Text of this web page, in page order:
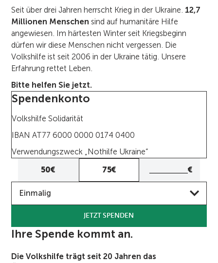
Seit über drei Jahren herrscht Krieg in der Ukraine. 12,7
Millionen Menschen sind auf humanitäre Hilfe
angewiesen. Im härtesten Winter seit Kriegsbeginn
dürfen wir diese Menschen nicht vergessen. Die
Volkshilfe ist seit 2006 in der Ukraine tätig. Unsere
Erfahrung rettet Leben.
Bitte helfen Sie jetzt.
Spendenkonto
Volkshilfe Solidarität
IBAN AT77 6000 0000 0174 0400
Verwendungszweck „Nothilfe Ukraine“
50€
75€
Betrag
€
Einmalig
JETZT SPENDEN
Ihre Spende kommt an.
Die Volkshilfe trägt seit 20 Jahren das